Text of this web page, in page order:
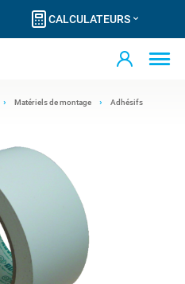
CALCULATEURS
Matériels de montage Adhésifs